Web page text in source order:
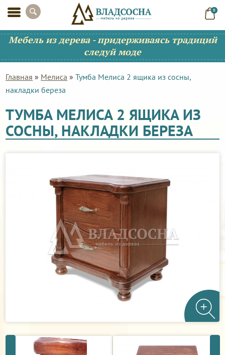
0
Мебель из дерева - придерживаясь традиций
следуй моде
Главная » Мелиса »Тумба Мелиса 2 ящика из сосны,
накладки береза
ТУМБА МЕЛИСА 2 ЯЩИКА ИЗ
СОСНЫ, НАКЛАДКИ БЕРЕЗА